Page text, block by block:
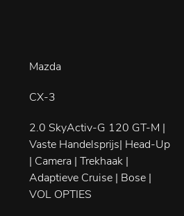
Mazda
CX-3
2.0 SkyActiv-G 120 GT-M |
Vaste Handelsprijs| Head-Up
| Camera | Trekhaak |
Adaptieve Cruise | Bose |
VOL OPTIES